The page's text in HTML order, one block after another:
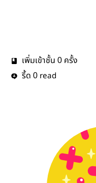
เพิ่มเข้าชั้น 0 ครั้ง
รี้ด 0 read